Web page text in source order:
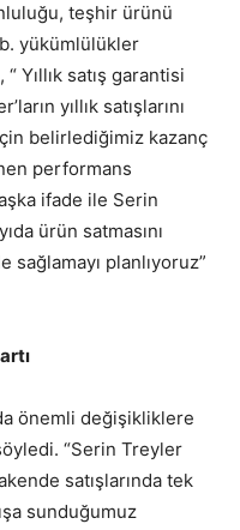
teşhir ürünü
yükümlülükler
Yıllık satış garantisi
yıllık satışlarını
belirlediğimiz kazanç
performans
ifade ile Serin
ürün satmasını
planlıyoruz”
önemli değişikliklere
“Serin Treyler
satışlarında tek
sunduğumuz